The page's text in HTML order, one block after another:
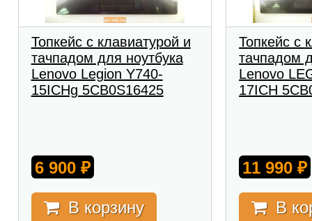
Топкейс с клавиатурой и
тачпадом для ноутбука
Lenovo Legion Y740-
15ICHg 5CB0S16425
6 900 ₽
В корзину
Топкейс с
тачпадом
Lenovo
17ICH
11 990₽
В